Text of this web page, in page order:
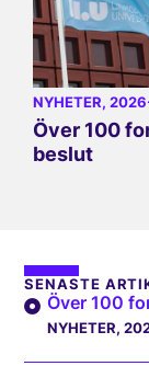
NYHETER,
Över 100
beslut
SENASTE
Över 100
NYHETER,